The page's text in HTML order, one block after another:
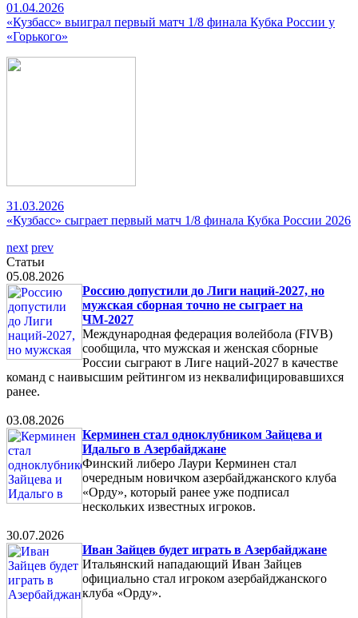
01.04.2026
«Кузбасс» выиграл первый матч 1/8 финала Кубка России у
«Горького»
31.03.2026
«Кузбасс» сыграет первый матч 1/8 финала Кубка России 2026
next prev
Статьи
05.08.2026
Россию допустили до Лиги наций-2027, но
мужская сборная точно не сыграет на
ЧМ-2027
Международная федерация волейбола (FIVB)
сообщила, что мужская и женская сборные
России сыграют в Лиге наций-2027 в качестве
команд с наивысшим рейтингом из неквалифицировавшихся
ранее.
03.08.2026
Керминен стал одноклубником Зайцева и
Идальго в Азербайджане
Финский либеро Лаури Керминен стал
очередным новичком азербайджанского клуба
«Орду», который ранее уже подписал
нескольких известных игроков.
30.07.2026
Иван Зайцев будет играть в Азербайджане
Итальянский нападающий Иван Зайцев
официально стал игроком азербайджанского
клуба «Орду».